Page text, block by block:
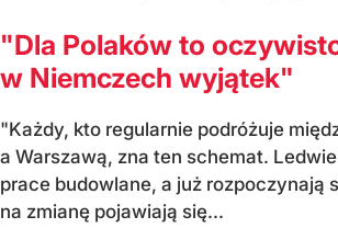
"Dla Polaków to
w Niemczech wyjątek"
"Każdy, kto regularnie podróżuje
a Warszawą, zna ten schemat.
prace budowlane, a już rozpoczynają
na zmianę pojawiają się...